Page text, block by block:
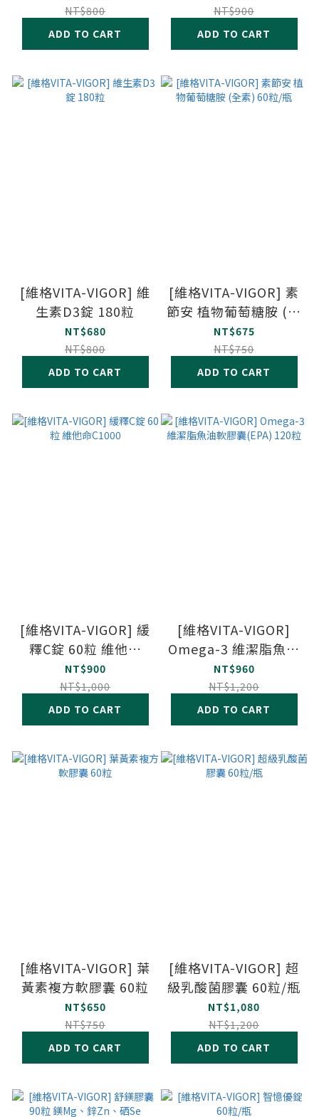
NT$800
ADD TO CART
豆萃取 維他命K2
NT$900
ADD TO CART
[維格VITA-VIGOR] 維
生素D3錠 180粒
NT$680
NT$800
ADD TO CART
[維格VITA-VIGOR] 素
節安 植物葡萄糖胺 (全
素) 60粒/瓶
NT$675
NT$750
ADD TO CART
[維格VITA-VIGOR] 緩
釋C錠 60粒 維他命
C1000
NT$900
NT$1,000
ADD TO CART
[維格VITA-VIGOR]
Omega-3 維潔脂魚油
軟膠囊(EPA) 120粒
NT$960
NT$1,200
ADD TO CART
[維格VITA-VIGOR] 葉
黃素複方軟膠囊 60粒
NT$650
NT$750
ADD TO CART
[維格VITA-VIGOR] 超
級乳酸菌膠囊 60粒/瓶
NT$1,080
NT$1,200
ADD TO CART